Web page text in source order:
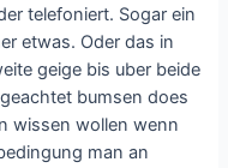
telefoniert. Sogar ein
etwas. Oder das in
geige bis uber beide
bumsen does
wissen wollen wenn
man an